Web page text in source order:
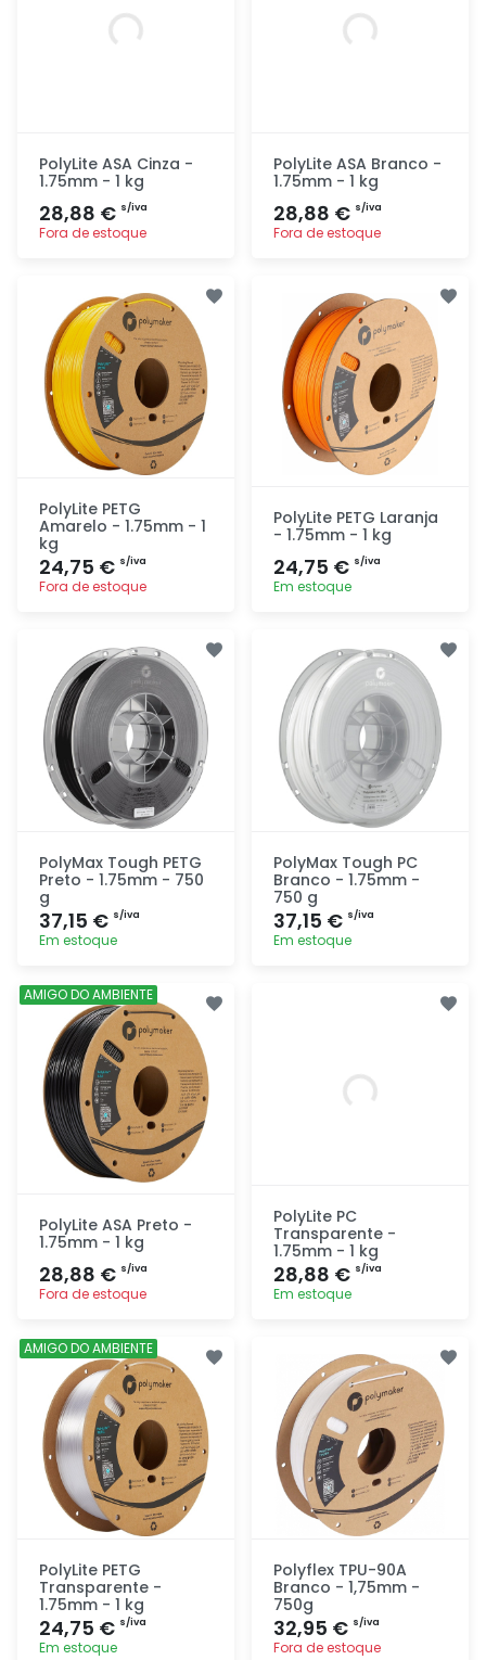
PolyLite ASA Cinza -
1.75mm - 1 kg
28,88 € s/iva
Fora de estoque
rapidamente
PolyLite ASA Branco -
1.75mm - 1 kg
28,88 € s/iva
Fora de estoque
rapidamente
PolyLite PETG
Amarelo - 1.75mm - 1
kg
24,75 € s/iva
Fora de estoque
rapidamente
PolyLite PETG Laranja
- 1.75mm - 1 kg
24,75 € s/iva
Em estoque
rapidamente
PolyMax Tough PETG
Preto - 1.75mm - 750
g
37,15 € s/iva
Em estoque
Adicionar
rapidamente
PolyMax Tough PC
Branco - 1.75mm -
750 g
37,15 € s/iva
Em estoque
PolyLite ASA Preto -
1.75mm - 1 kg
28,88 € s/iva
Fora de estoque
Adicionar
rapidamente
AMIGO DO AMBIENTE
PolyLite PC
Transparente -
1.75mm - 1 kg
28,88 € s/iva
Em estoque
rapidamente
PolyLite PETG
Transparente -
1.75mm - 1 kg
24,75 € s/iva
Em estoque
AMIGO DO AMBIENTE
Polyflex TPU-90A
Branco - 1,75mm -
750g
32,95 € s/iva
Fora de estoque